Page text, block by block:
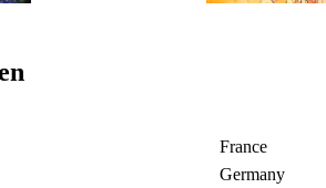
France
Germany